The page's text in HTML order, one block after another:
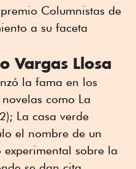
Columnistas de
a su faceta
Vargas Llosa
la fama en los
como La
La casa verde
el nombre de un
experimental sobre la